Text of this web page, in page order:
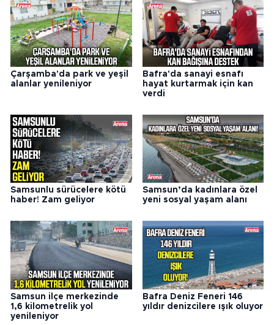
Çarşamba'da park ve yeşil
alanlar yenileniyor
Bafra'da sanayi esnafı
hayat kurtarmak için kan
verdi
Samsunlu sürücelere kötü
haber! Zam geliyor
Samsun’da kadınlara özel
yeni sosyal yaşam alanı
Samsun ilçe merkezinde
1,6 kilometrelik yol
yenileniyor
Bafra Deniz Feneri 146
yıldır denizcilere ışık oluyor